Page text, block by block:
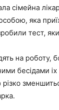
сімейна
яка
тест,
на роботу,
бесідами